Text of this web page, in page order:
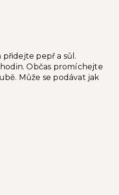
pepř a sůl.
Občas promíchejte
Může se podávat jak